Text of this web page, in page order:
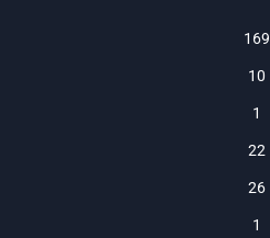
10
1
22
26
1